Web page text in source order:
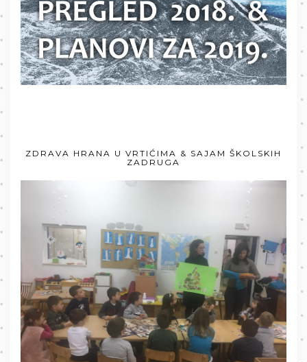
ZDRAVA HRANA U VRTIĆIMA & SAJAM ŠKOLSKIH
ZADRUGA